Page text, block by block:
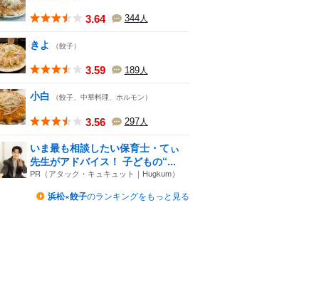
3.64 344人
きよ （餃子）
3.59 189人
小白 （餃子、中華料理、ホルモン）
3.56 297人
いま最も相談したい保育士・てぃ
先生がアドバイス！ 子どもの“...
PR（アタック・キュキュット｜Hugkum）
浜松×餃子のランキングをもっと見る